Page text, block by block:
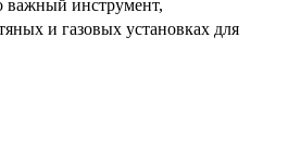
важный инструмент,
и газовых установках для